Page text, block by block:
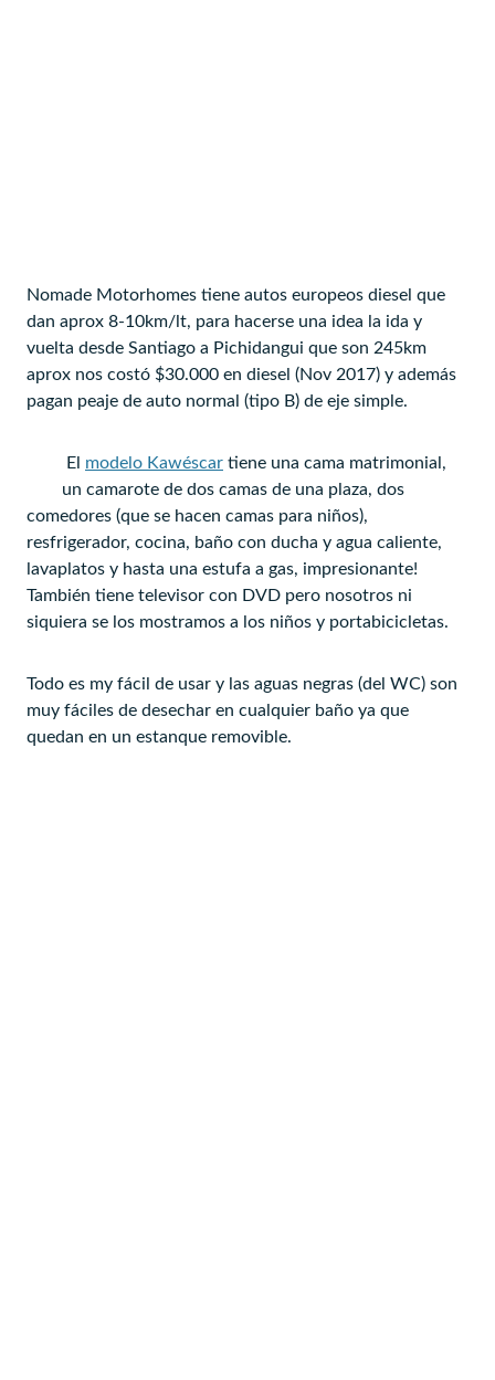
Nomade Motorhomes tiene autos europeos diesel que
dan aprox 8-10km/lt, para hacerse una idea la ida y
vuelta desde Santiago a Pichidangui que son 245km
aprox nos costó $30.000 en diesel (Nov 2017) y además
pagan peaje de auto normal (tipo B) de eje simple.
El modelo Kawéscar tiene una cama matrimonial,
un camarote de dos camas de una plaza, dos
comedores (que se hacen camas para niños),
resfrigerador, cocina, baño con ducha y agua caliente,
lavaplatos y hasta una estufa a gas, impresionante!
También tiene televisor con DVD pero nosotros ni
siquiera se los mostramos a los niños y portabicicletas.
Todo es my fácil de usar y las aguas negras (del WC) son
muy fáciles de desechar en cualquier baño ya que
quedan en un estanque removible.